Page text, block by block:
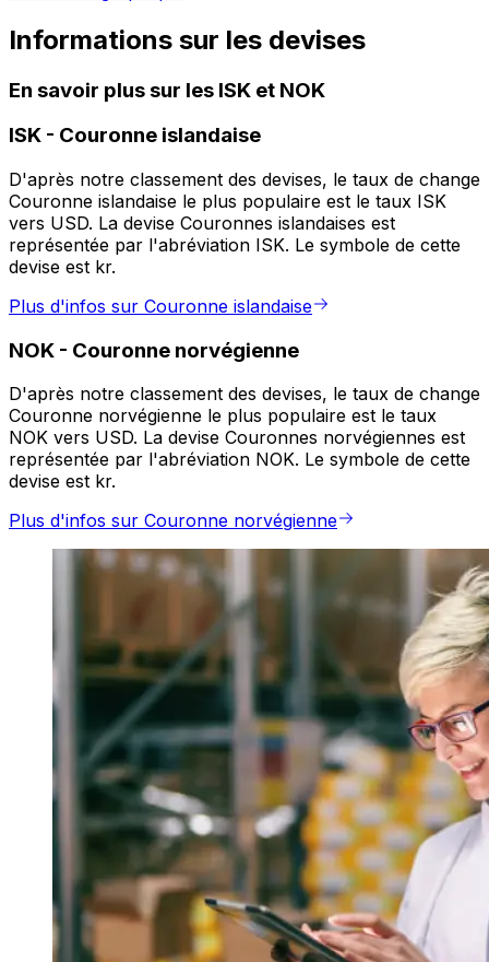
Informations sur les devises
En savoir plus sur les ISK et NOK
ISK - Couronne islandaise
D'après notre classement des devises, le taux de change
Couronne islandaise le plus populaire est le taux ISK
vers USD. La devise Couronnes islandaises est
représentée par l'abréviation ISK. Le symbole de cette
devise est kr.
Plus d'infos sur Couronne islandaise
NOK - Couronne norvégienne
D'après notre classement des devises, le taux de change
Couronne norvégienne le plus populaire est le taux
NOK vers USD. La devise Couronnes norvégiennes est
représentée par l'abréviation NOK. Le symbole de cette
devise est kr.
Plus d'infos sur Couronne norvégienne